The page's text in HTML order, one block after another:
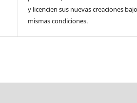
y licencien sus nuevas creaciones
mismas condiciones.